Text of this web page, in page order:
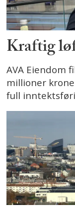
Kraftig
AVA Eiendom
millioner
full